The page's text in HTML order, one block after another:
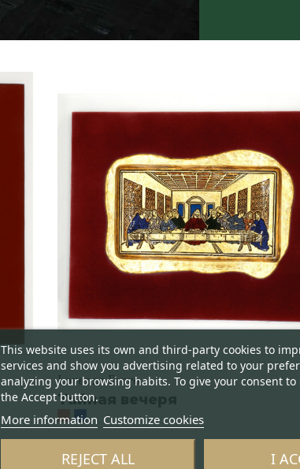
Lorenzo Ferro
Тайная вечеря
This website uses its own and third-party cookies to
services and show you advertising related to your
analyzing your browsing habits. To give your consent to
the Accept button.
More information Customize cookies
REJECT ALL I